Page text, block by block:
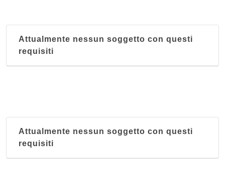
Attualmente nessun soggetto con questi
requisiti
Attualmente nessun soggetto con questi
requisiti